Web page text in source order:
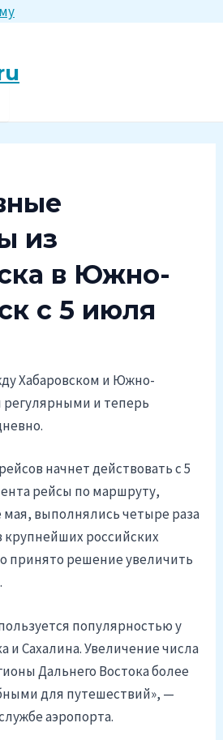
из
в Южно-
с 5 июля
Хабаровском и Южно-
регулярными и теперь
начнет действовать с 5
рейсы по маршруту,
выполнялись четыре раза
российских
принято решение увеличить
популярностью у
и Сахалина. Увеличение числа
Дальнего Востока более
для путешествий», —
аэропорта.